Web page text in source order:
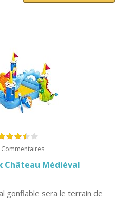
Commentaires
Château Médiéval
gonflable sera le terrain de